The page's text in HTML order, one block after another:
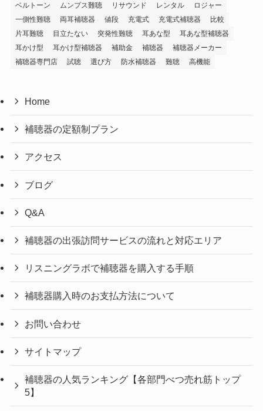
ベルトーン
ムンプス難聴 リサウンド レンタル
ロジャー
一側性難聴
両耳補聴器 値段 充電式 充電式補聴器
比較
片耳難聴
目立たない 突発性難聴 耳あな型
耳あな型補聴器
耳かけ型
耳かけ型補聴器 補助金 補聴器
補聴器メーカー
補聴器専門店
試聴 選び方 防水補聴器 難聴 高機能
Home
補聴器の定額制プラン
アクセス
ブログ
Q&A
補聴器の出張訪問サービスの流れと対応エリア
リスニングラボで補聴器を購入する手順
補聴器購入時のお支払方法について
お問い合わせ
サイトマップ
補聴器の人気ランキング【各部門べつ売れ筋トップ
5】